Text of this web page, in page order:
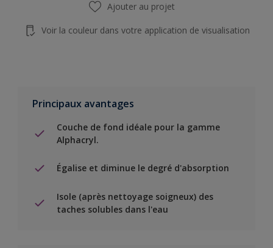
Ajouter au projet
Voir la couleur dans votre application de visualisation
Principaux avantages
Couche de fond idéale pour la gamme
Alphacryl.
Égalise et diminue le degré d'absorption
Isole (après nettoyage soigneux) des
taches solubles dans l'eau